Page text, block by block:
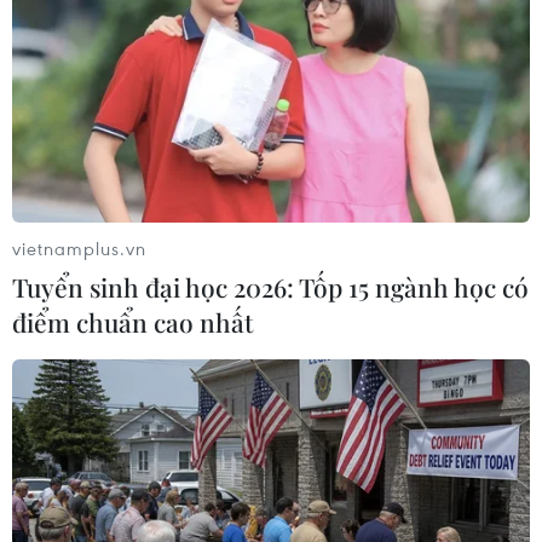
Cảnh sát giao thông triển
khai chiến dịch nâng cao
kỹ năng lái xe môtô, xe gắn
máy
07/08/2026 14:37
Tháng 12/2026 hoàn thành
mở rộng đoạn cao tốc
Thành phố Hồ Chí Minh-
Long Thành
07/08/2026 10:29
Lào Cai: Đứt gãy 30m
đường tỉnh 161 sau mưa
lớn, giao thông bị chia cắt
07/08/2026 10:08
Đã xác định phương tiện
khiến hàng loạt ôtô thủng
lốp trên cao tốc Bắc-Nam
07/08/2026 10:03
vietnamplus.vn
Tuyển sinh đại học 2026: Tốp 15 ngành học có
điểm chuẩn cao nhất